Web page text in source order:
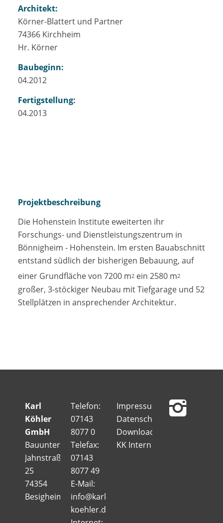
Architekt:
Körner-Blattert und Partner
74366 Kirchheim
Hr. Körner
Baubeginn:
04.2012
Fertigstellung:
04.2013
Projektbeschreibung
Die Hohenstein Institute eweiterten ihr
Forschungs- und Dienstleistungszentrum in
Bönnigheim - Hohenstein. Im ersten Bauabschnitt
entstand südlich der bisherigen Bebauung, auf
einer Grundfläche von 7200 m2ein 2580 m2
großer, 3-stöckiger Neubau mit Tiefgarage und 52
Stellplätzen in ansprechender Architektur.
Karl
Köhler
GmbH
Bauunternehmung
Jahnstraße
25
74354
Besigheim
Telefon:
07143
8077 0
Telefax:
07143
8077 49
E-Mail:
info@karl-
koehler.de
Impressum
Datenschutz
Downloads
KK Intern